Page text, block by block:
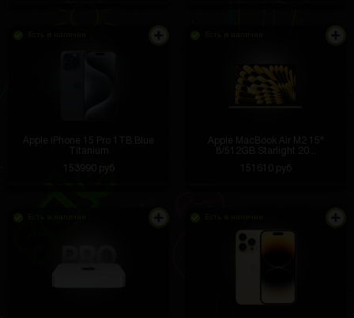
Apple iPhone 15 Pro 1TB Blue
Titanium
153990 руб
Apple MacBook Air M2 15"
8/512GB Starlight 20...
151610 руб